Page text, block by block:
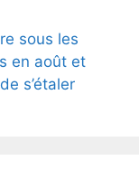
sous les
en août et
s’étaler